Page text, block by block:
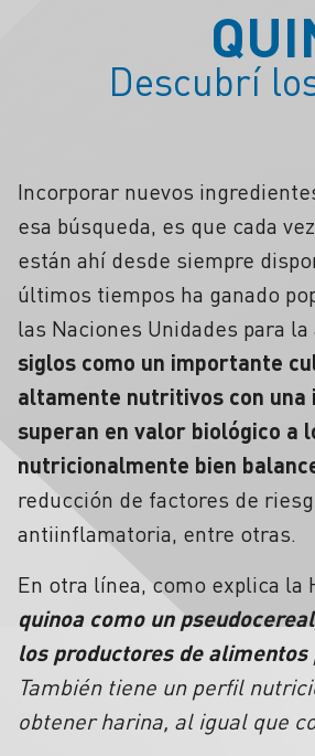
Descubrí
Incorporar nuevos
esa búsqueda, es que cada
están ahí desde siempre
últimos tiempos ha ganado
las Naciones Unidades para
siglos como un importante
altamente nutritivos con una
superan en valor biológico a
nutricionalmente bien
reducción de factores de
antiinflamatoria, entre otras.
En otra línea, como explica la
quinoa como un
los productores de
También tiene un perfil
obtener harina, al igual que